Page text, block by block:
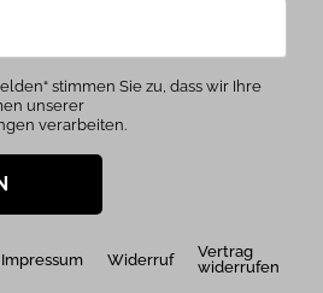
stimmen Sie zu, dass wir Ihre
unserer
verarbeiten.
Impressum Widerruf
Vertrag
widerrufen